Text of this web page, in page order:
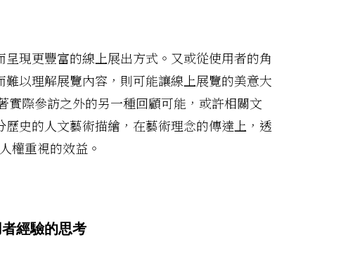
現更豐富的線上展出方式。又或從使用者的角
以理解展覽內容，則可能讓線上展覽的美意大
際參訪之外的另一種回顧可能，或許相關文
史的人文藝術描繪，在藝術理念的傳達上，透
權重視的效益。
經驗的思考